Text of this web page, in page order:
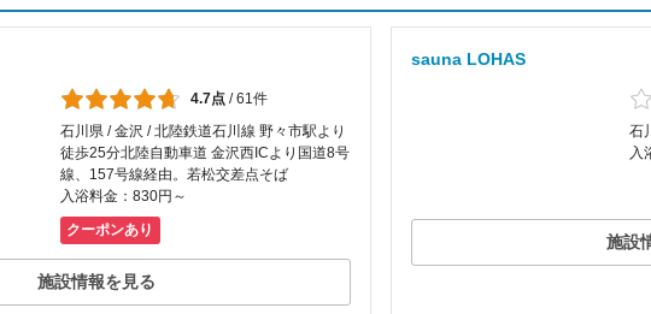
4.7点 /61件
石川県 / 金沢 / 北陸鉄道石川線 野々市駅より
徒歩25分北陸自動車道 金沢西ICより国道8号
線、157号線経由。若松交差点そば
入浴料金：830円～
クーポンあり
施設情報を見る
sauna LOHAS
石
入
施設